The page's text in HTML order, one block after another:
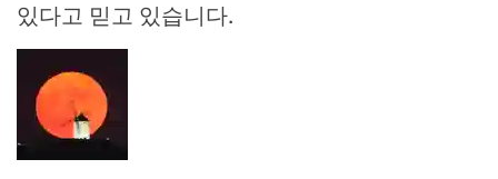
있다고 믿고 있습니다.